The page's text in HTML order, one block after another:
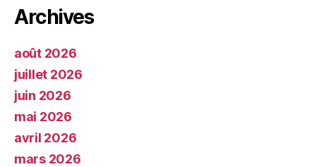
Archives
août 2026
juillet 2026
juin 2026
mai 2026
avril 2026
mars 2026